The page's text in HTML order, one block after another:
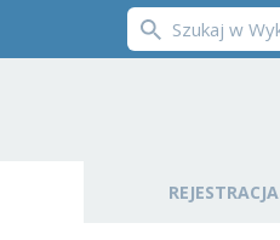
REJESTRACJA